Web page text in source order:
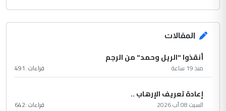
المقالات
أنقذوا "الريل وحمد" من الرجم
منذ 19 ساعة قراءات :491
إعادة تعريف الإرهاب ..
السبت 08 آب 2026 قراءات :642